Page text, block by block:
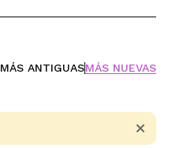
MÁS ANTIGUASMÁS NUEVAS